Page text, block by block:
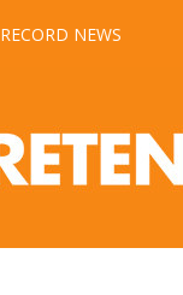
RECORD NEWS